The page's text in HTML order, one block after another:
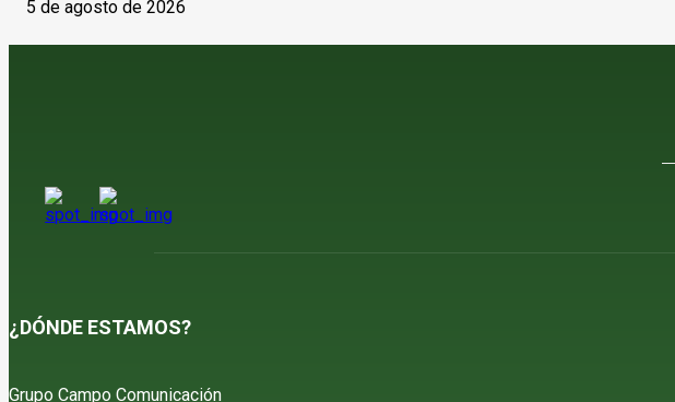
5 de agosto de 2026
¿DÓNDE ESTAMOS?
Grupo Campo Comunicación